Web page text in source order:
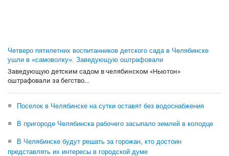
Четверо пятилетних воспитанников детского сада в Челябинске
ушли в «самоволку». Заведующую оштрафовали
Заведующую детским садом в челябинском «Ньютон»
оштрафовали за бегство...
Поселок в Челябинске на сутки оставят без водоснабжения
В пригороде Челябинска рабочего засыпало землей в колодце
В Челябинске будут решать за горожан, кто достоин
представлять их интересы в городской думе